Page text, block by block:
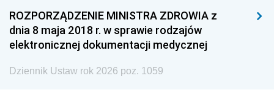
ROZPORZĄDZENIE MINISTRA ZDROWIA z
dnia 8 maja 2018 r. w sprawie rodzajów
elektronicznej dokumentacji medycznej
Dziennik Ustaw rok 2026 poz. 1059